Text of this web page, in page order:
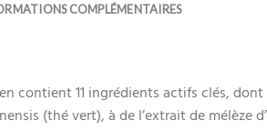
COMPLÉMENTAIRES
11 ingrédients actifs clés,
(thé vert), à de l’extrait de mélèze